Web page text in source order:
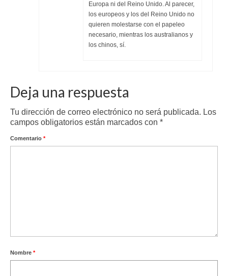
Europa ni del Reino Unido. Al parecer,
los europeos y los del Reino Unido no
quieren molestarse con el papeleo
necesario, mientras los australianos y
los chinos, sí.
Deja una respuesta
Tu dirección de correo electrónico no será publicada. Los
campos obligatorios están marcados con *
Comentario *
Nombre *